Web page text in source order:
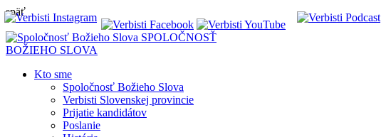
späť
SPOLOČNOSŤ
BOŽIEHO SLOVA
Kto sme
Spoločnosť Božieho Slova
Verbisti Slovenskej provincie
Prijatie kandidátov
Poslanie